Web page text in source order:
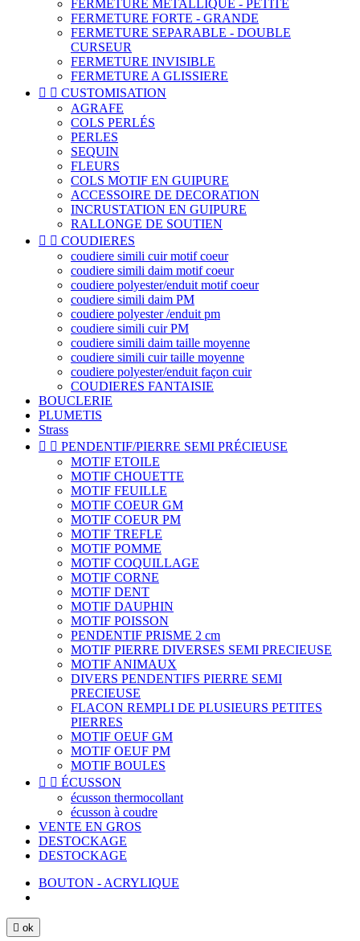
FERMETURE METALLIQUE - PETITE
FERMETURE FORTE - GRANDE
FERMETURE SEPARABLE - DOUBLE
CURSEUR
FERMETURE INVISIBLE
FERMETURE A GLISSIERE
  CUSTOMISATION
AGRAFE
COLS PERLÉS
PERLES
SEQUIN
FLEURS
COLS MOTIF EN GUIPURE
ACCESSOIRE DE DECORATION
INCRUSTATION EN GUIPURE
RALLONGE DE SOUTIEN
  COUDIERES
coudiere simili cuir motif coeur
coudiere simili daim motif coeur
coudiere polyester/enduit motif coeur
coudiere simili daim PM
coudiere polyester /enduit pm
coudiere simili cuir PM
coudiere simili daim taille moyenne
coudiere simili cuir taille moyenne
coudiere polyester/enduit façon cuir
COUDIERES FANTAISIE
BOUCLERIE
PLUMETIS
Strass
  PENDENTIF/PIERRE SEMI PRÉCIEUSE
MOTIF ETOILE
MOTIF CHOUETTE
MOTIF FEUILLE
MOTIF COEUR GM
MOTIF COEUR PM
MOTIF TREFLE
MOTIF POMME
MOTIF COQUILLAGE
MOTIF CORNE
MOTIF DENT
MOTIF DAUPHIN
MOTIF POISSON
PENDENTIF PRISME 2 cm
MOTIF PIERRE DIVERSES SEMI PRECIEUSE
MOTIF ANIMAUX
DIVERS PENDENTIFS PIERRE SEMI
PRECIEUSE
FLACON REMPLI DE PLUSIEURS PETITES
PIERRES
MOTIF OEUF GM
MOTIF OEUF PM
MOTIF BOULES
  ÉCUSSON
écusson thermocollant
écusson à coudre
VENTE EN GROS
DESTOCKAGE
DESTOCKAGE
BOUTON - ACRYLIQUE
 ok